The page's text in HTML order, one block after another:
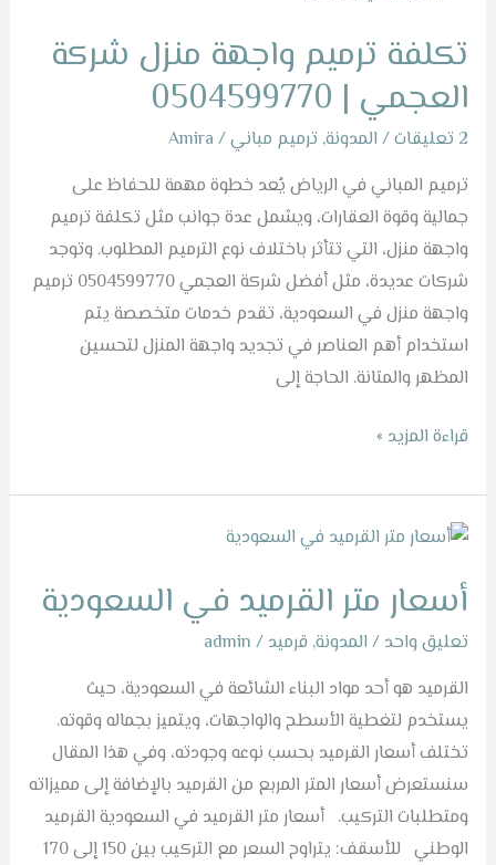
تكلفة ترميم واجهة منزل شركة
العجمي | 0504599770
2 تعليقات / المدونة, ترميم مباني/
Amira
ترميم المباني في الرياض يُعد خطوة مهمة للحفاظ على
جمالية وقوة العقارات، ويشمل عدة جوانب مثل تكلفة ترميم
واجهة منزل، التي تتأثر باختلاف نوع الترميم المطلوب. وتوجد
شركات عديدة، مثل أفضل شركة العجمي 0504599770 ترميم
واجهة منزل في السعودية، تقدم خدمات متخصصة يتم
استخدام أهم العناصر في تجديد واجهة المنزل لتحسين
المظهر والمتانة. الحاجة إلى
واجهة
منزل
العجمي
|
0504599770
قراءة المزيد »
أسعار متر القرميد في السعودية
تعليق واحد / المدونة, قرميد /
admin
القرميد هو أحد مواد البناء الشائعة في السعودية، حيث
يستخدم لتغطية الأسطح والواجهات، ويتميز بجماله وقوته.
تختلف أسعار القرميد بحسب نوعه وجودته، وفي هذا المقال
سنستعرض أسعار المتر المربع من القرميد بالإضافة إلى مميزاته
ومتطلبات التركيب. أسعار متر القرميد في السعودية القرميد
الوطني للأسقف: يتراوح السعر مع التركيب بين 150 إلى 170
أسعار
القرميد
في